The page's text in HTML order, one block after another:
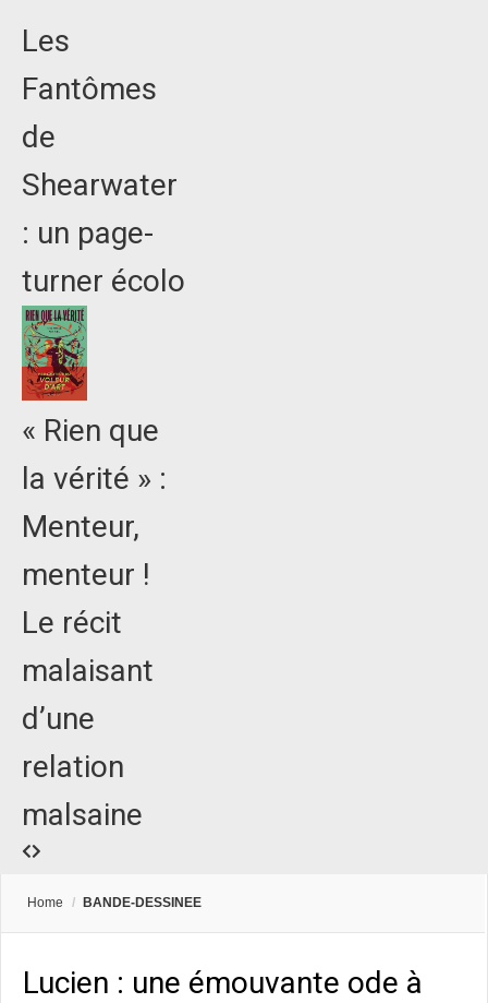
Les
Fantômes
de
Shearwater
: un page-
turner écolo
« Rien que
la vérité » :
Menteur,
menteur !
Le récit
malaisant
d’une
relation
malsaine
Home / BANDE-DESSINEE
Lucien : une émouvante ode à